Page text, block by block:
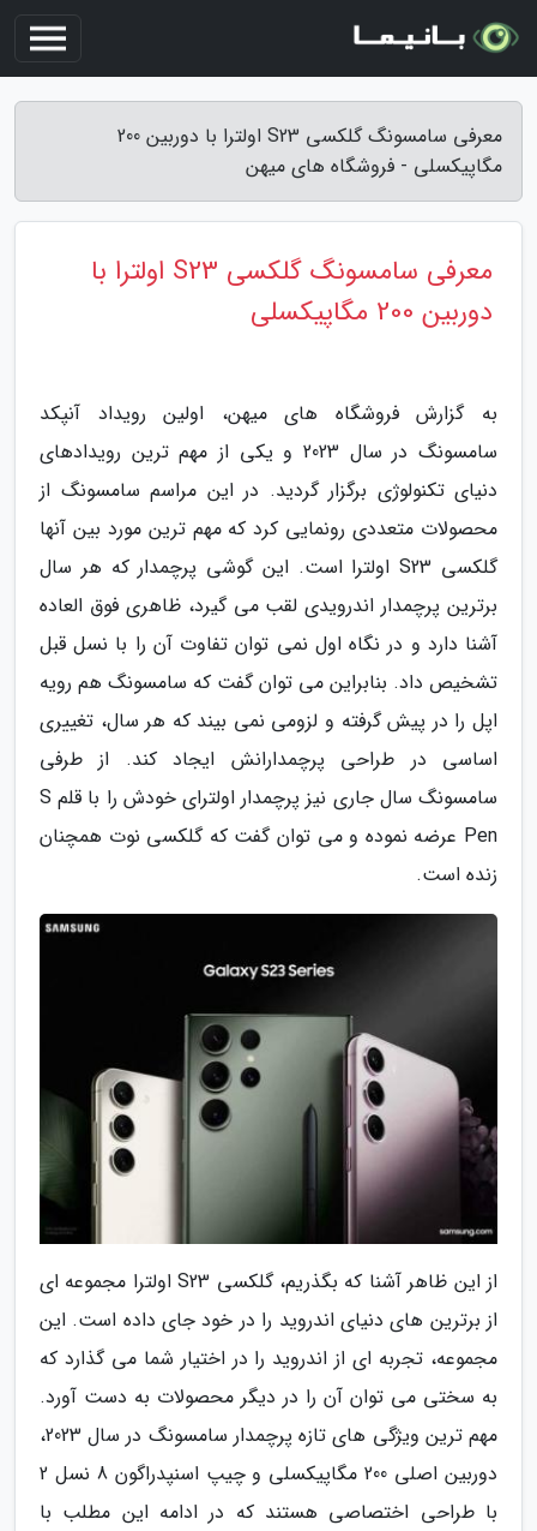
معرفی سامسونگ گلکسی S23 اولترا با دوربین 200
مگاپیکسلی - فروشگاه های میهن
معرفی سامسونگ گلکسی S23 اولترا با
دوربین 200 مگاپیکسلی
به گزارش فروشگاه های میهن، اولین رویداد آنپکد
سامسونگ در سال 2023 و یکی از مهم ترین رویدادهای
دنیای تکنولوژی برگزار گردید. در این مراسم سامسونگ از
محصولات متعددی رونمایی کرد که مهم ترین مورد بین آنها
گلکسی S23 اولترا است. این گوشی پرچمدار که هر سال
برترین پرچمدار اندرویدی لقب می گیرد، ظاهری فوق العاده
آشنا دارد و در نگاه اول نمی توان تفاوت آن را با نسل قبل
تشخیص داد. بنابراین می توان گفت که سامسونگ هم رویه
اپل را در پیش گرفته و لزومی نمی بیند که هر سال، تغییری
اساسی در طراحی پرچمدارانش ایجاد کند. از طرفی
سامسونگ سال جاری نیز پرچمدار اولترای خودش را با قلم S
Pen عرضه نموده و می توان گفت که گلکسی نوت همچنان
زنده است.
از این ظاهر آشنا که بگذریم، گلکسی S23 اولترا مجموعه ای
از برترین های دنیای اندروید را در خود جای داده است. این
مجموعه، تجربه ای از اندروید را در اختیار شما می گذارد که
به سختی می توان آن را در دیگر محصولات به دست آورد.
مهم ترین ویژگی های تازه پرچمدار سامسونگ در سال 2023،
دوربین اصلی 200 مگاپیکسلی و چیپ اسنپدراگون 8 نسل 2
با طراحی اختصاصی هستند که در ادامه این مطلب با